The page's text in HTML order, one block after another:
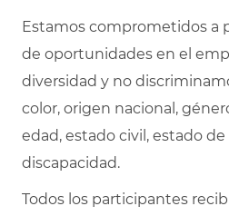
Estamos comprometidos a
de oportunidades en el
diversidad y no
color, origen nacional,
edad, estado civil, estado
discapacidad.
Todos los participantes